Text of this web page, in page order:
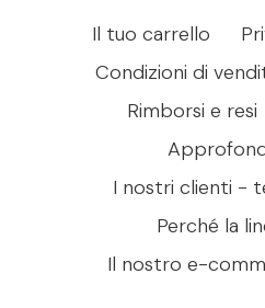
Il tuo carrello
Condizioni di
Rimborsi e resi
I nostri clienti -
Perché la
Il nostro e-